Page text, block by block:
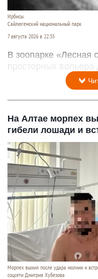
Ирбисы.
Сайлюгемский национальный парк
7 августа 2026 в 22:35
В зоопарке «Лесная
просторных вольера
На Алтае морпех
гибели лошади и
Морпех выжил после удара молнии и
соцсети Дмитрия Хубезова